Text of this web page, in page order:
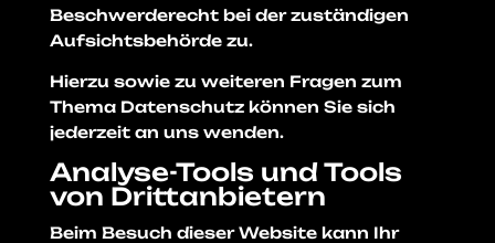
Beschwerderecht bei der zuständigen
Aufsichtsbehörde zu.
Hierzu sowie zu weiteren Fragen zum
Thema Datenschutz können Sie sich
jederzeit an uns wenden.
Analyse-Tools und Tools
von Dritt­anbietern
Beim Besuch dieser Website kann Ihr